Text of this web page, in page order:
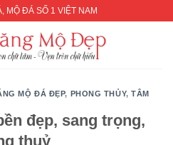
MỘ ĐÁ SỐ 1 VIỆT NAM
MỘ ĐÁ ĐẸP, PHONG THỦY,TÂM
đẹp, sang trọng,
thuỷ